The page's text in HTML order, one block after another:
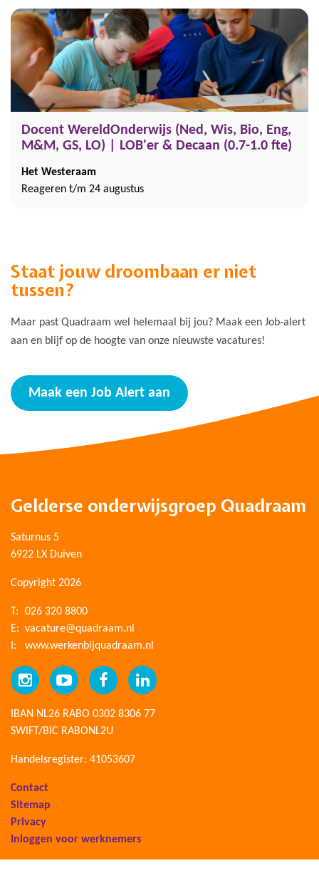
Docent WereldOnderwijs (Ned, Wis, Bio, Eng,
M&M, GS, LO) | LOB'er & Decaan (0.7-1.0 fte)
Het Westeraam
Reageren t/m 24 augustus
Staat jouw droombaan er niet
tussen?
Maar past Quadraam wel helemaal bij jou? Maak een Job-alert
aan en blijf op de hoogte van onze nieuwste vacatures!
Maak een Job Alert aan
Gelderse onderwijsgroep Quadraam
Saturnus 5
6922 LX Duiven
Copyright 2026
T:
026 320 8800
E: vacature@quadraam.nl
I:
www.werkenbijquadraam.nl
IBAN NL26 RABO 0302 8306 77
SWIFT/BIC RABONL2U
Handelsregister: 41053607
Contact
Sitemap
Privacy
Inloggen voor werknemers